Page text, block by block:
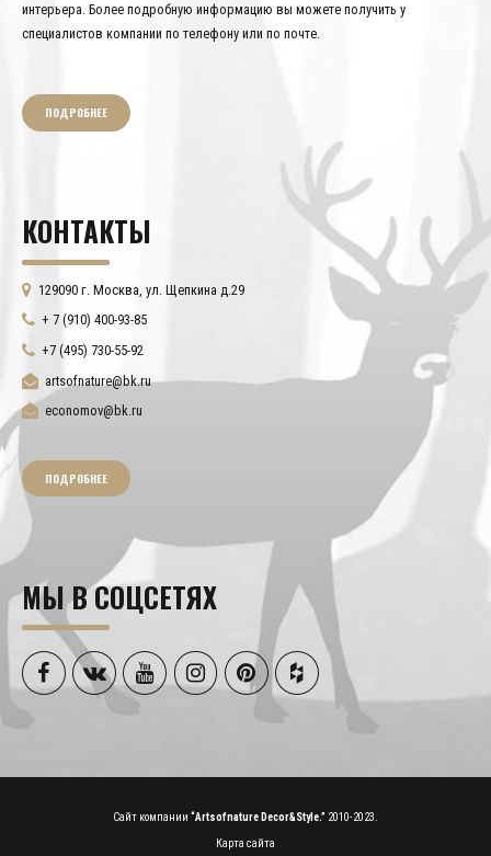
интерьера. Более подробную информацию вы можете получить у
специалистов компании по телефону или по почте.
ПОДРОБНЕЕ
КОНТАКТЫ
129090 г. Москва, ул. Щепкина д.29
+ 7 (910) 400-93-85
+7 (495) 730-55-92
artsofnature@bk.ru
economov@bk.ru
ПОДРОБНЕЕ
МЫ В СОЦСЕТЯХ
Сайт компании “Artsofnature Decor&Style.” 2010-2023.
Карта сайта